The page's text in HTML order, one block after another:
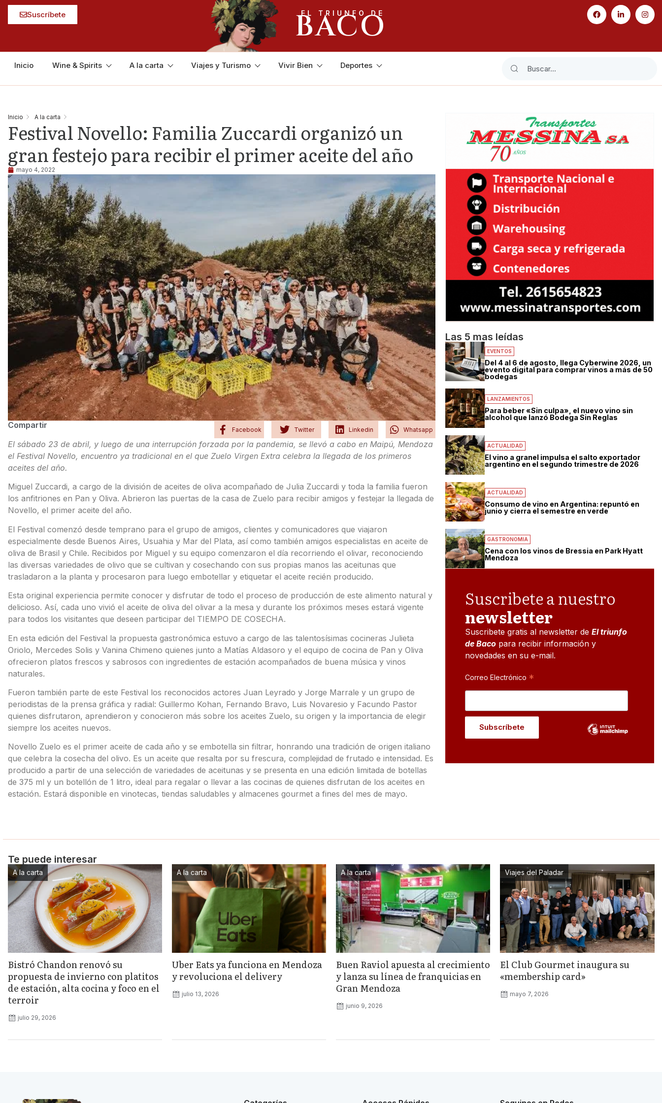
Suscríbete EL TRIUNFO DE
BACO
Inicio Wine & Spirits A la carta Viajes y Turismo Vivir Bien Deportes
Inicio A la carta
Festival Novello: Familia Zuccardi organizó un
gran festejo para recibir el primer aceite del año
mayo 4, 2022
Compartir Facebook Twitter Linkedin Whatsapp
El sábado 23 de abril, y luego de una interrupción forzada por la pandemia, se llevó a cabo en Maipú, Mendoza
el Festival Novello, encuentro ya tradicional en el que Zuelo Virgen Extra celebra la llegada de los primeros
aceites del año.
Miguel Zuccardi, a cargo de la división de aceites de oliva acompañado de Julia Zuccardi y toda la familia fueron
los anfitriones en Pan y Oliva. Abrieron las puertas de la casa de Zuelo para recibir amigos y festejar la llegada de
Novello, el primer aceite del año.
El Festival comenzó desde temprano para el grupo de amigos, clientes y comunicadores que viajaron
especialmente desde Buenos Aires, Usuahia y Mar del Plata, así como también amigos especialistas en aceite de
oliva de Brasil y Chile. Recibidos por Miguel y su equipo comenzaron el día recorriendo el olivar, reconociendo
las diversas variedades de olivo que se cultivan y cosechando con sus propias manos las aceitunas que
trasladaron a la planta y procesaron para luego embotellar y etiquetar el aceite recién producido.
Esta original experiencia permite conocer y disfrutar de todo el proceso de producción de este alimento natural y
delicioso. Así, cada uno vivió el aceite de oliva del olivar a la mesa y durante los próximos meses estará vigente
para todos los visitantes que deseen participar del TIEMPO DE COSECHA.
En esta edición del Festival la propuesta gastronómica estuvo a cargo de las talentosísimas cocineras Julieta
Oriolo, Mercedes Solis y Vanina Chimeno quienes junto a Matías Aldasoro y el equipo de cocina de Pan y Oliva
ofrecieron platos frescos y sabrosos con ingredientes de estación acompañados de buena música y vinos
naturales.
Fueron también parte de este Festival los reconocidos actores Juan Leyrado y Jorge Marrale y un grupo de
periodistas de la prensa gráfica y radial: Guillermo Kohan, Fernando Bravo, Luis Novaresio y Facundo Pastor
quienes disfrutaron, aprendieron y conocieron más sobre los aceites Zuelo, su origen y la importancia de elegir
siempre los aceites nuevos.
Novello Zuelo es el primer aceite de cada año y se embotella sin filtrar, honrando una tradición de origen italiano
que celebra la cosecha del olivo. Es un aceite que resalta por su frescura, complejidad de frutado e intensidad. Es
producido a partir de una selección de variedades de aceitunas y se presenta en una edición limitada de botellas
de 375 ml y un botellón de 1 litro, ideal para regalar o llevar a las cocinas de quienes disfrutan de los aceites en
estación. Estará disponible en vinotecas, tiendas saludables y almacenes gourmet a fines del mes de mayo.
Las 5 mas leídas
EVENTOS
Del 4 al 6 de agosto, llega Cyberwine 2026, un
evento digital para comprar vinos a más de 50
bodegas
LANZAMIENTOS
Para beber «Sin culpa», el nuevo vino sin
alcohol que lanzó Bodega Sin Reglas
ACTUALIDAD
El vino a granel impulsa el salto exportador
argentino en el segundo trimestre de 2026
ACTUALIDAD
Consumo de vino en Argentina: repuntó en
junio y cierra el semestre en verde
GASTRONOMIA
Cena con los vinos de Bressia en Park Hyatt
Mendoza
Suscribete a nuestro
newsletter
Suscribete gratis al newsletter deEl triunfo
de Baco para recibir información y
novedades en su e-mail.
Correo Electrónico *
Te puede interesar
A la carta
Bistró Chandon renovó su
propuesta de invierno con platitos
de estación, alta cocina y foco en el
terroir
julio 29, 2026
A la carta
Uber Eats ya funciona en Mendoza
y revoluciona el delivery
julio 13, 2026
A la carta
Buen Raviol apuesta al crecimiento
y lanza su línea de franquicias en
Gran Mendoza
junio 9, 2026
Viajes del Paladar
El Club Gourmet inaugura su
«membership card»
mayo 7, 2026